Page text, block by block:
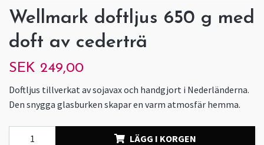
Wellmark doftljus 650 g med
doft av cederträ
SEK 249,00
Doftljus tillverkat av sojavax och handgjort i Nederländerna.
Den snygga glasburken skapar en varm atmosfär hemma.
LÄGG I KORGEN